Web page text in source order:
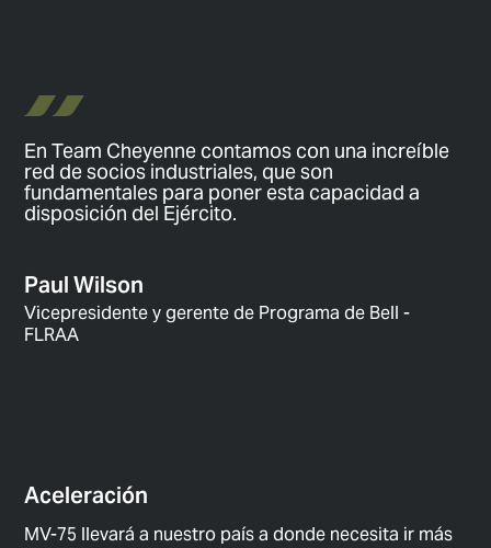
En Team Cheyenne contamos con una increíble
red de socios industriales, que son
fundamentales para poner esta capacidad a
disposición del Ejército.
Paul Wilson
Vicepresidente y gerente de Programa de Bell -
FLRAA
Aceleración
MV-75 llevará a nuestro país a donde necesita ir más